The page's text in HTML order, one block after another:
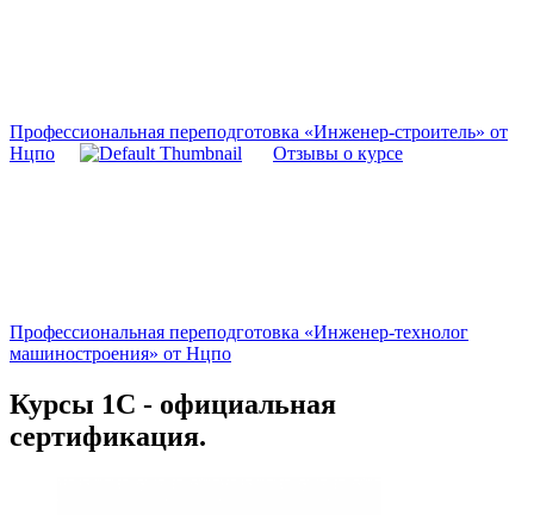
Профессиональная переподготовка «Инженер-строитель» от
Нцпо
Отзывы о курсе
Профессиональная переподготовка «Инженер-технолог
машиностроения» от Нцпо
Курсы 1С - официальная
сертификация.